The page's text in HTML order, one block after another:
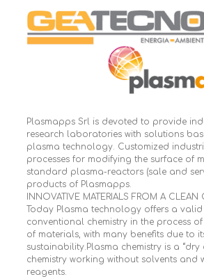
Plasmapps Srl is devoted to provide
research laboratories with solutions
plasma technology. Customized
processes for modifying the surface of
standard plasma-reactors (sale and
products of Plasmapps.
INNOVATIVE MATERIALS FROM A CLEAN
Today Plasma technology offers a
conventional chemistry in the process
of materials, with many benefits due to
sustainability.Plasma chemistry is a “dry
chemistry working without solvents and
reagents.